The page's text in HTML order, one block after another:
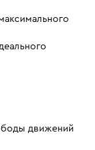
движений